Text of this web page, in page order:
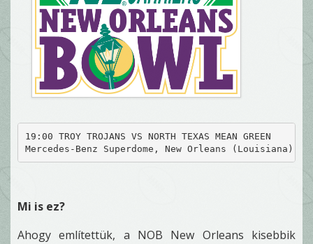
19:00 TROY TROJANS VS NORTH TEXAS MEAN GREEN
Mercedes-Benz Superdome, New Orleans (Louisiana) -
Mi is ez?
Ahogy említettük, a NOB New Orleans kisebbik